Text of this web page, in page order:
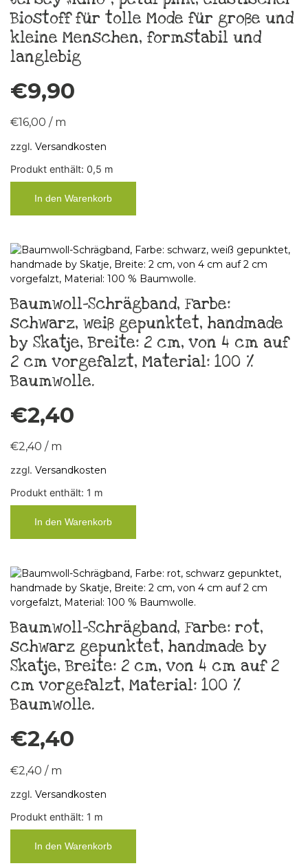
Biostoff für tolle Mode für große und
kleine Menschen, formstabil und
langlebig
€9,90
€16,00 / m
zzgl. Versandkosten
Produkt enthält: 0,5 m
In den Warenkorb
Baumwoll-Schrägband, Farbe:
schwarz, weiß gepunktet, handmade
by Skatje, Breite: 2 cm, von 4 cm auf
2 cm vorgefalzt, Material: 100 %
Baumwolle.
€2,40
€2,40 / m
zzgl. Versandkosten
Produkt enthält: 1 m
In den Warenkorb
Baumwoll-Schrägband, Farbe: rot,
schwarz gepunktet, handmade by
Skatje, Breite: 2 cm, von 4 cm auf 2
cm vorgefalzt, Material: 100 %
Baumwolle.
€2,40
€2,40 / m
zzgl. Versandkosten
Produkt enthält: 1 m
In den Warenkorb